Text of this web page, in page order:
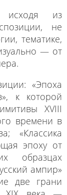
исходя из
не
тематике,
— от
«Эпоха
к которой
XVIII
времени в
«Классика
эпоху от
образцах
ампир»
две грани